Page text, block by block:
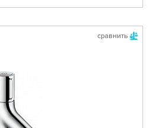
сравнить